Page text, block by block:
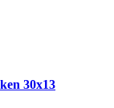
30x13